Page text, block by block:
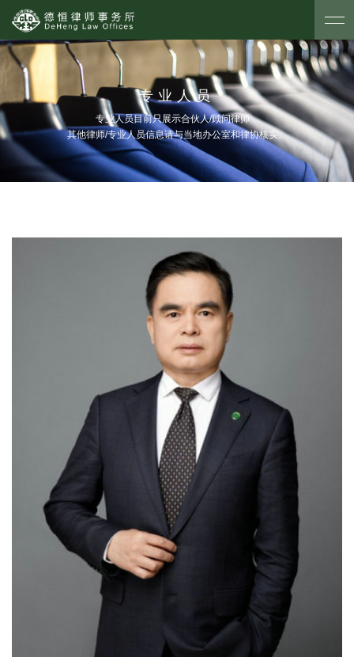
专业人员
专业人员目前只展示合伙人/顾问律师，
其他律师/专业人员信息请与当地办公室和律协核实。